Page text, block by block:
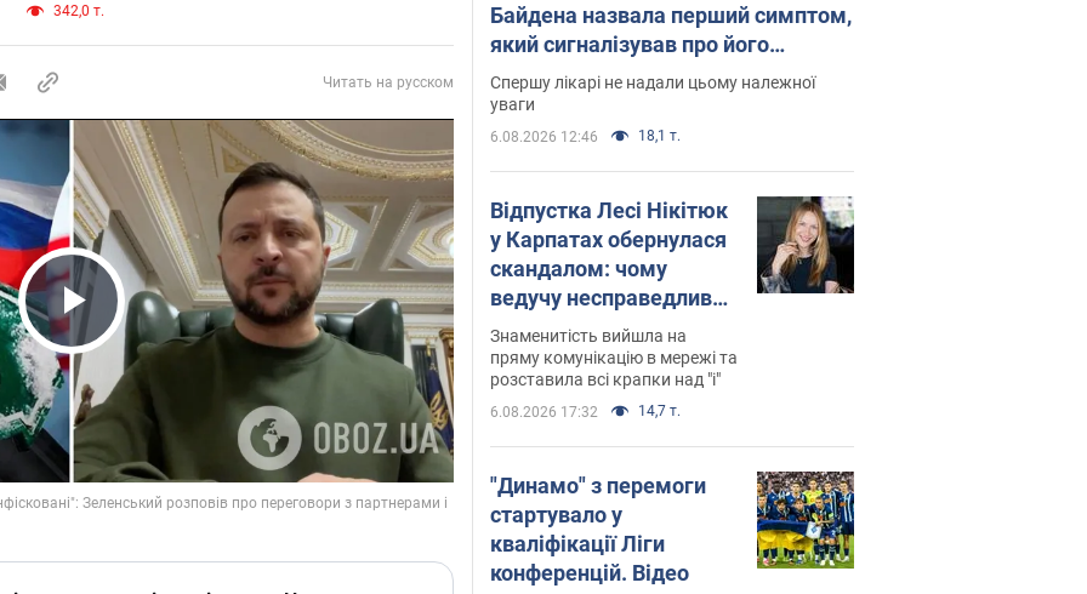
342,0 т.
Читать на русском
Play Video
Байдена назвала перший симптом,
який сигналізував про його
"агресивний" рак
Спершу лікарі не надали цьому належної
уваги
6.08.2026 12:46 18,1 т.
Відпустка Лесі Нікітюк
у Карпатах обернулася
скандалом: чому
ведучу несправедливо
захейтили
Знаменитість вийшла на
пряму комунікацію в мережі та
розставила всі крапки над "і"
6.08.2026 17:32 14,7 т.
"Динамо" з перемоги
стартувало у
кваліфікації Ліги
конференцій. Відео